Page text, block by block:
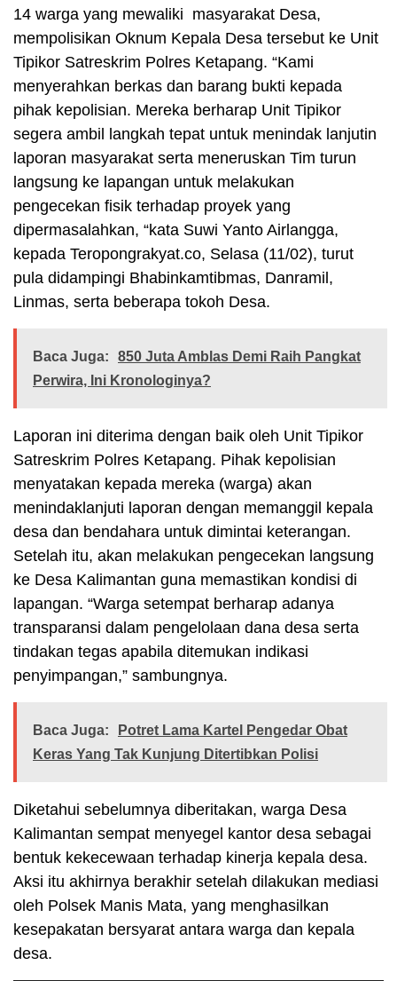
14 warga yang mewaliki masyarakat Desa,
mempolisikan Oknum Kepala Desa tersebut ke Unit
Tipikor Satreskrim Polres Ketapang. “Kami
menyerahkan berkas dan barang bukti kepada
pihak kepolisian. Mereka berharap Unit Tipikor
segera ambil langkah tepat untuk menindak lanjutin
laporan masyarakat serta meneruskan Tim turun
langsung ke lapangan untuk melakukan
pengecekan fisik terhadap proyek yang
dipermasalahkan, “kata Suwi Yanto Airlangga,
kepada Teropongrakyat.co, Selasa (11/02), turut
pula didampingi Bhabinkamtibmas, Danramil,
Linmas, serta beberapa tokoh Desa.
Baca Juga:
850 Juta Amblas Demi Raih Pangkat
Perwira, Ini Kronologinya?
Laporan ini diterima dengan baik oleh Unit Tipikor
Satreskrim Polres Ketapang. Pihak kepolisian
menyatakan kepada mereka (warga) akan
menindaklanjuti laporan dengan memanggil kepala
desa dan bendahara untuk dimintai keterangan.
Setelah itu, akan melakukan pengecekan langsung
ke Desa Kalimantan guna memastikan kondisi di
lapangan. “Warga setempat berharap adanya
transparansi dalam pengelolaan dana desa serta
tindakan tegas apabila ditemukan indikasi
penyimpangan,” sambungnya.
Baca Juga:
Potret Lama Kartel Pengedar Obat
Keras Yang Tak Kunjung Ditertibkan Polisi
Diketahui sebelumnya diberitakan, warga Desa
Kalimantan sempat menyegel kantor desa sebagai
bentuk kekecewaan terhadap kinerja kepala desa.
Aksi itu akhirnya berakhir setelah dilakukan mediasi
oleh Polsek Manis Mata, yang menghasilkan
kesepakatan bersyarat antara warga dan kepala
desa.